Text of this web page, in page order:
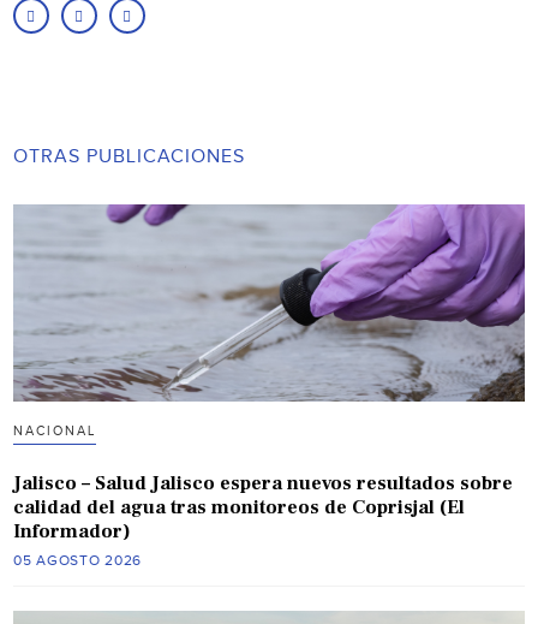
OTRAS PUBLICACIONES
NACIONAL
Jalisco – Salud Jalisco espera nuevos resultados sobre
calidad del agua tras monitoreos de Coprisjal (El
Informador)
05 AGOSTO 2026